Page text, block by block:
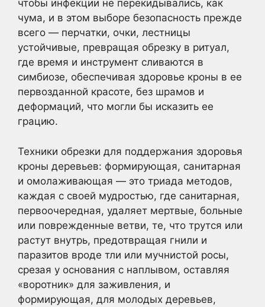
чтобы инфекции не перекидывались, как
чума, и в этом выборе безопасность прежде
всего — перчатки, очки, лестницы
устойчивые, превращая обрезку в ритуал,
где время и инструмент сливаются в
симбиозе, обеспечивая здоровье кроны в ее
первозданной красоте, без шрамов и
деформаций, что могли бы исказить ее
грацию.
Техники обрезки для поддержания здоровья
кроны деревьев: формирующая, санитарная
и омолаживающая — это триада методов,
каждая с своей мудростью, где санитарная,
первоочередная, удаляет мертвые, больные
или поврежденные ветви, те, что трутся или
растут внутрь, предотвращая гнили и
паразитов вроде тли или мучнистой росы,
срезая у основания с наплывом, оставляя
«воротник» для заживления, и
формирующая, для молодых деревьев,